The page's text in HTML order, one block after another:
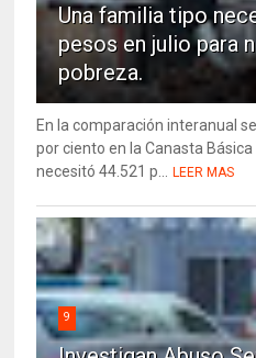
Una familia tipo
pesos en julio para
pobreza.
En la comparación interanual
por ciento en la Canasta
necesitó 44.521 p...
LEER MAS
9